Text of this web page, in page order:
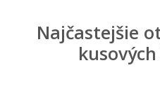
Najčastejšie